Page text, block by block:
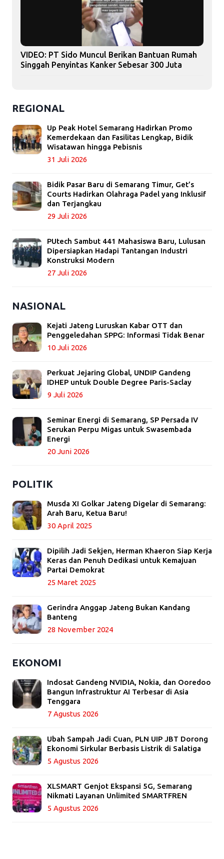
VIDEO: PT Sido Muncul Berikan Bantuan Rumah
Singgah Penyintas Kanker Sebesar 300 Juta
REGIONAL
Up Peak Hotel Semarang Hadirkan Promo
Kemerdekaan dan Fasilitas Lengkap, Bidik
Wisatawan hingga Pebisnis
31 Juli 2026
Bidik Pasar Baru di Semarang Timur, Get’s
Courts Hadirkan Olahraga Padel yang Inklusif
dan Terjangkau
29 Juli 2026
PUtech Sambut 441 Mahasiswa Baru, Lulusan
Dipersiapkan Hadapi Tantangan Industri
Konstruksi Modern
27 Juli 2026
NASIONAL
Kejati Jateng Luruskan Kabar OTT dan
Penggeledahan SPPG: Informasi Tidak Benar
10 Juli 2026
Perkuat Jejaring Global, UNDIP Gandeng
IDHEP untuk Double Degree Paris-Saclay
9 Juli 2026
Seminar Energi di Semarang, SP Persada IV
Serukan Perpu Migas untuk Swasembada
Energi
20 Juni 2026
POLITIK
Musda XI Golkar Jateng Digelar di Semarang:
Arah Baru, Ketua Baru!
30 April 2025
Dipilih Jadi Sekjen, Herman Khaeron Siap Kerja
Keras dan Penuh Dedikasi untuk Kemajuan
Partai Demokrat
25 Maret 2025
Gerindra Anggap Jateng Bukan Kandang
Banteng
28 November 2024
EKONOMI
Indosat Gandeng NVIDIA, Nokia, dan Ooredoo
Bangun Infrastruktur AI Terbesar di Asia
Tenggara
7 Agustus 2026
Ubah Sampah Jadi Cuan, PLN UIP JBT Dorong
Ekonomi Sirkular Berbasis Listrik di Salatiga
5 Agustus 2026
XLSMART Genjot Ekspansi 5G, Semarang
Nikmati Layanan Unlimited SMARTFREN
5 Agustus 2026